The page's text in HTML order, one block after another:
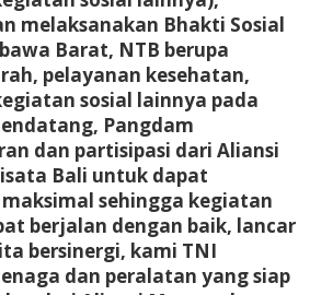
melaksanakan Bhakti Sosial
Barat, NTB berupa
pelayanan kesehatan,
sosial lainnya pada
Pangdam
dan partisipasi dari Aliansi
Bali untuk dapat
sehingga kegiatan
berjalan dengan baik, lancar
bersinergi, kami TNI
dan peralatan yang siap